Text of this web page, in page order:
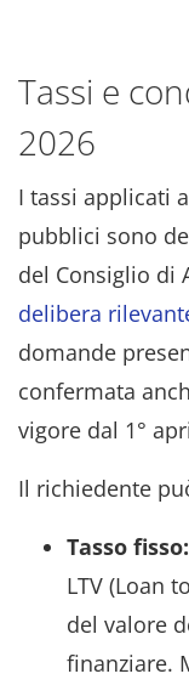
Tassi e
2026
I tassi applicati
pubblici sono
del Consiglio di
delibera
domande
confermata
vigore dal 1°
Il richiedente
Tasso fisso:
LTV (Loan
del valore
finanziare.